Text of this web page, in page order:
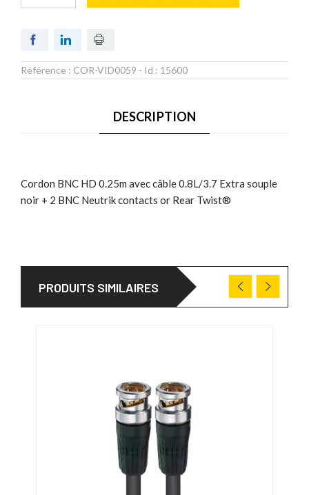
Référence : COR-VID0059 - Id : 15600
DESCRIPTION
Cordon BNC HD 0.25m avec câble 0.8L/3.7 Extra souple
noir + 2 BNC Neutrik contacts or Rear Twist®
PRODUITS SIMILAIRES